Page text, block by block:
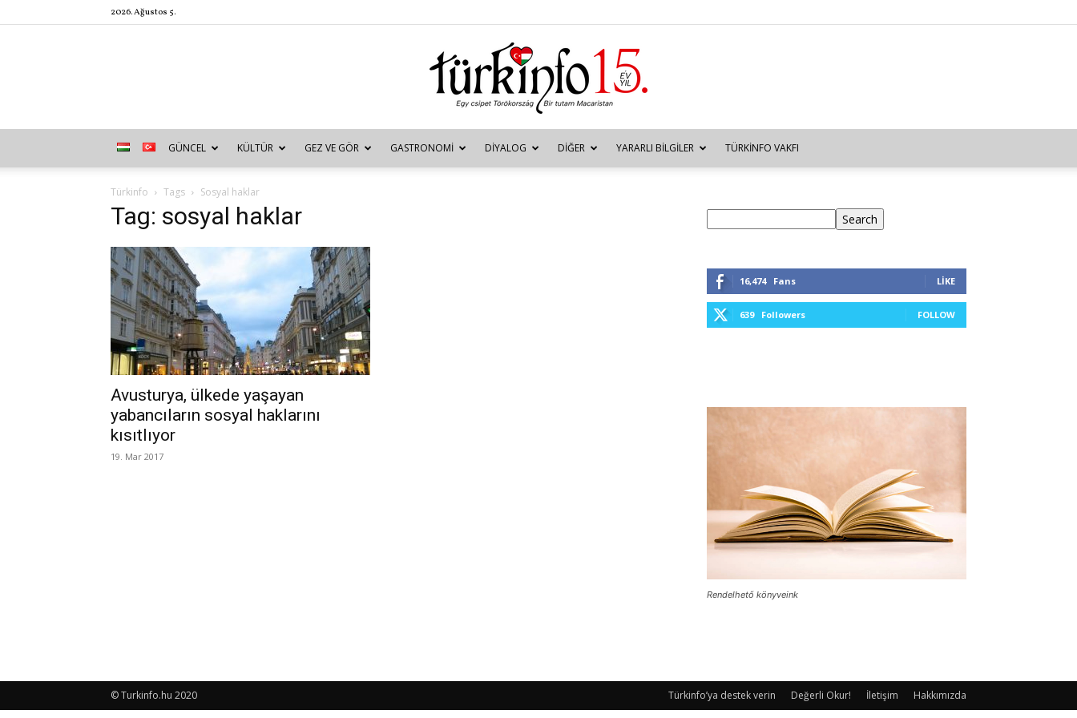
2026. Ağustos 5.
Türkinfo
GÜNCEL KÜLTÜR GEZ VE GÖR GASTRONOMI DIYALOG DIĞER YARARLI BILGILER TÜRKINFO VAKFI
Türkinfo Tags Sosyal haklar
Tag: sosyal haklar
Avusturya, ülkede yaşayan
yabancıların sosyal haklarını
kısıtlıyor
19. Mar 2017
Search
16,474 Fans LIKE
639 Followers FOLLOW
Rendelhető könyveink
Türkinfo’ya destek verin Değerli Okur! İletişim Hakkımızda
© Turkinfo.hu 2020